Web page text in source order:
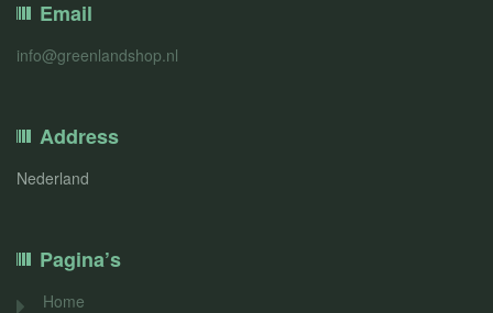
Email
info@greenlandshop.nl
Address
Nederland
Pagina’s
Home